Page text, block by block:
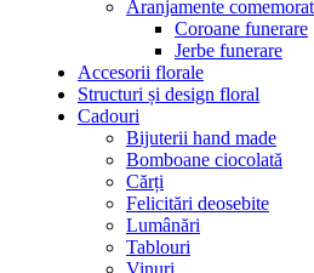
Aranjamente
Coroane funerare
Jerbe funerare
Accesorii florale
Structuri și design floral
Cadouri
Bijuterii hand made
Bomboane ciocolată
Cărți
Felicitări deosebite
Lumânări
Tablouri
Vinuri